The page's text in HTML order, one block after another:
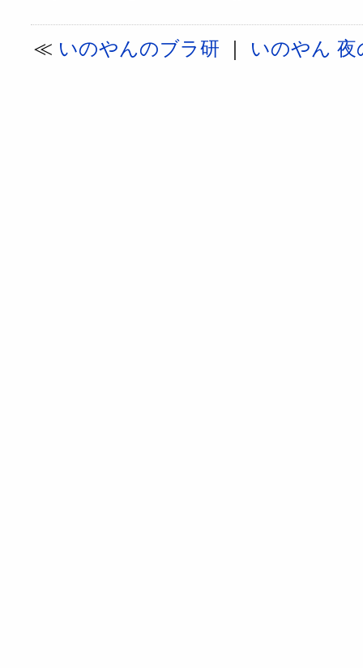
≪ いのやんのブラ研 いのやん